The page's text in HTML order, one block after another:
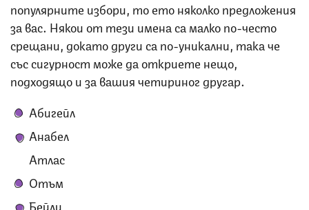
популярните избори, то ето няколко предложения
за вас. Някои от тези имена са малко по-често
срещани, докато други са по-уникални, така че
със сигурност може да откриете нещо,
подходящо и за вашия четириног другар.
Абигейл
Анабел
Атлас
Отъм
Бейли